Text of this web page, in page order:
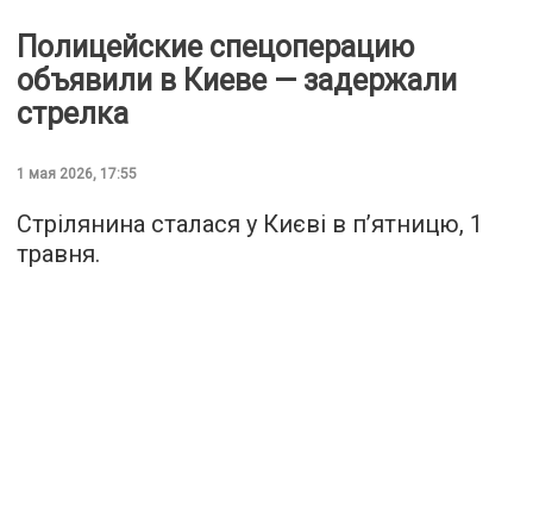
Полицейские спецоперацию
объявили в Киеве — задержали
стрелка
1 мая 2026, 17:55
Стрілянина сталася у Києві в п’ятницю, 1
травня.